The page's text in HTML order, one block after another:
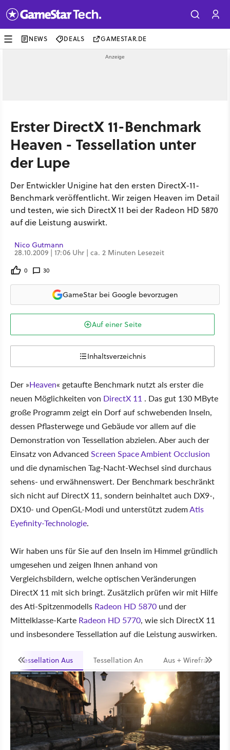
NEWS DEALS GAMESTAR.DE
Erster DirectX 11-Benchmark
Heaven - Tessellation unter
der Lupe
Der Entwickler Unigine hat den ersten DirectX-11-
Benchmark veröffentlicht. Wir zeigen Heaven im Detail
und testen, wie sich DirectX 11 bei der Radeon HD 5870
auf die Leistung auswirkt.
Nico Gutmann
28.10.2009 | 17:06 Uhr | ca. 2 Minuten Lesezeit
0 30
GameStar bei Google bevorzugen
Auf einer Seite
Inhaltsverzeichnis
Der »Heaven« getaufte Benchmark nutzt als erster die
neuen Möglichkeiten von DirectX 11 . Das gut 130 MByte
große Programm zeigt ein Dorf auf schwebenden Inseln,
dessen Pflasterwege und Gebäude vor allem auf die
Demonstration von Tessellation abzielen. Aber auch der
Einsatz von Advanced Screen Space Ambient Occlusion
und die dynamischen Tag-Nacht-Wechsel sind durchaus
sehens- und erwähnenswert. Der Benchmark beschränkt
sich nicht auf DirectX 11, sondern beinhaltet auch DX9-,
DX10- und OpenGL-Modi und unterstützt zudemAtis
Eyefinity-Technologie.
Wir haben uns für Sie auf den Inseln im Himmel gründlich
umgesehen und zeigen Ihnen anhand von
Vergleichsbildern, welche optischen Veränderungen
DirectX 11 mit sich bringt. Zusätzlich prüfen wir mit Hilfe
des Ati-Spitzenmodells Radeon HD 5870 und der
Mittelklasse-Karte Radeon HD 5770, wie sich DirectX 11
und insbesondere Tessellation auf die Leistung auswirken.
Tessellation Aus Tessellation An Aus + Wireframe